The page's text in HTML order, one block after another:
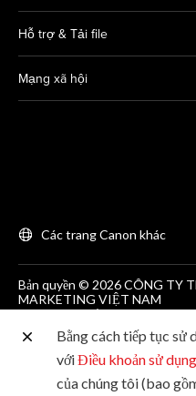
Hỗ trợ & Tải file
Mạng xã hội
Các trang Canon khác
Bản quyền © 2026 CÔNG TY
MARKETING VIỆT NAM
GCNĐKDN số 0311869297, do
đầu ngày 25/06/2012
Phòng 203, Tầng 2, Tòa nhà
Trãi, Quận 1, Thành phố Hồ
Bằng cách tiếp tục sử
vớiĐiều khoản sử dụng
của chúng tôi (bao